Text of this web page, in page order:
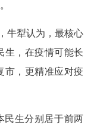
牛犁认为，最核心
生，在疫情可能长
市，更精准应对疫
民生分别居于前两